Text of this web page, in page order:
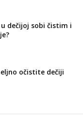
dečijoj sobi čistim i
očistite dečiji